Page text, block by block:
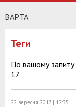
ВАРТА
Теги
По вашому запиту
17
22 вересня 2017 | 12:35